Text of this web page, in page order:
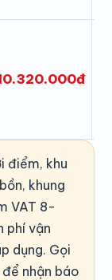
điểm, khu
khung
VAT 8-
phí vận
dụng. Gọi
nhận báo